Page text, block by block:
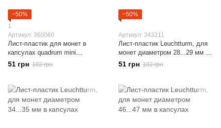
−50%
1
Артикул: 360060
Лист-пластик для монет в
капсулах quadrum mini
Leuchtturm
51 грн 102 грн
−50%
Артикул: 343211
Лист-пластик Leuchtturm, для
монет диаметром 28...29 мм в
капсулах
51 грн 102 грн